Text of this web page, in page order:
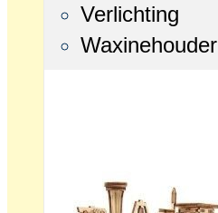
Verlichting
Waxinehouder